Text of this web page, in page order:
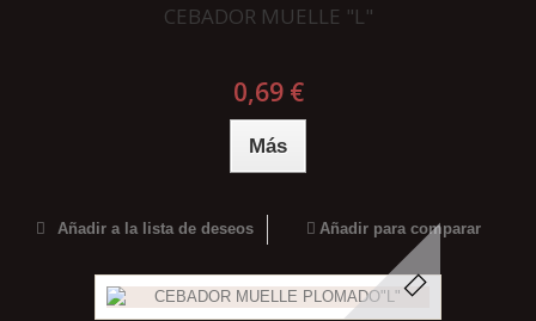
CEBADOR MUELLE "L"
0,69 €
Más
Añadir a la lista de deseos Añadir para comparar